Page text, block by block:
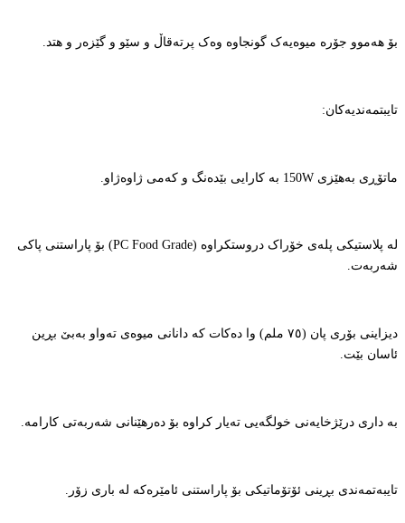
بۆ هەموو جۆرە میوەیەک گونجاوە وەک پرتەقاڵ و سێو و گێزەر و هتد.
تایبتمەندیەکان:
ماتۆڕی بەهێزی 150W بە کارایی بێدەنگ و کەمی ژاوەژاو.
لە پلاستیکی پلەی خۆراک دروستکراوە (PC Food Grade) بۆ پاراستنی پاکی
شەربەت.
دیزاینی بۆری پان (٧٥ ملم) وا دەکات کە دانانی میوەی تەواو بەبێ بڕین
ئاسان بێت.
بە داری درێژخایەنی خولگەیی تەیار کراوە بۆ دەرهێنانی شەربەتی کارامە.
تایبەتمەندی بڕینی ئۆتۆماتیکی بۆ پاراستنی ئامێرەکە لە باری زۆر.